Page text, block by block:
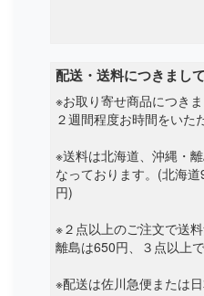
Netgear
Nexstgo
Nuvision
配送・送料につきまして
※お取り寄せ商品につき
２週間程度お時間をいた
※送料は北海道、沖縄・
なっております。(北海
円)
※２点以上のご注文で送
離島は650円、３点以上
※配送は佐川急便または日